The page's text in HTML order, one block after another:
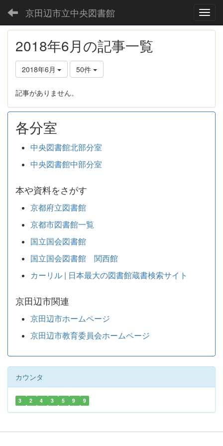
京田辺市立中央図書館
2018年6月の記事一覧
2018年6月 50件
記事がありません。
各分室
中央図書館北部分室
中央図書館中部分室
本や資料をさがす
京都府立図書館
京都市図書館一覧
国立国会図書館
国立国会図書館 関西館
カーリル | 日本最大の図書館蔵書検索サイト
京田辺市関連
京田辺市ホームページ
京田辺市教育委員会ホームページ
カウンタ
3 2 4 3 5 9 9